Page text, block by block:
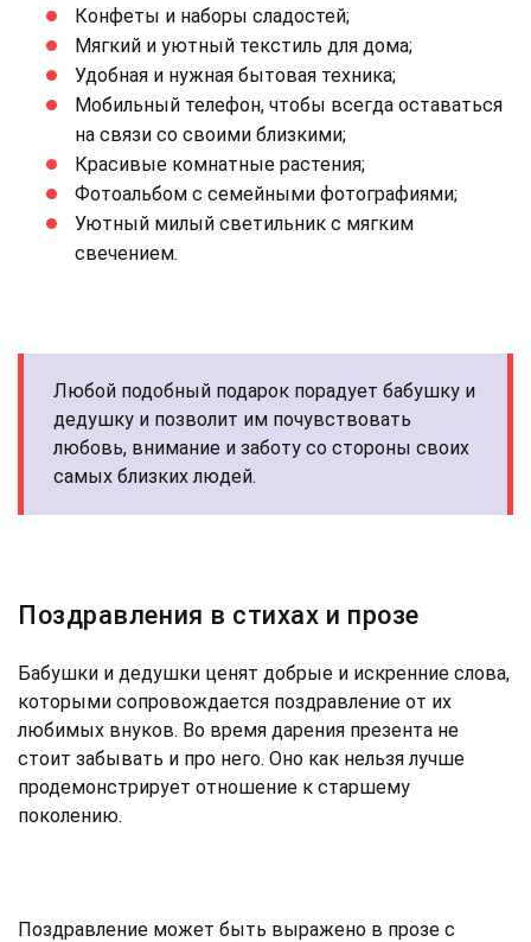
Конфеты и наборы сладостей;
Мягкий и уютный текстиль для дома;
Удобная и нужная бытовая техника;
Мобильный телефон, чтобы всегда оставаться
на связи со своими близкими;
Красивые комнатные растения;
Фотоальбом с семейными фотографиями;
Уютный милый светильник с мягким
свечением.
Любой подобный подарок порадует бабушку и
дедушку и позволит им почувствовать
любовь, внимание и заботу со стороны своих
самых близких людей.
Поздравления в стихах и прозе
Бабушки и дедушки ценят добрые и искренние слова,
которыми сопровождается поздравление от их
любимых внуков. Во время дарения презента не
стоит забывать и про него. Оно как нельзя лучше
продемонстрирует отношение к старшему
поколению.
Поздравление может быть выражено в прозе с